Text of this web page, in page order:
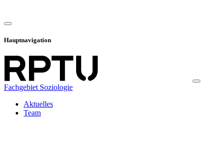
Hauptnavigation
Fachgebiet Soziologie
Aktuelles
Team